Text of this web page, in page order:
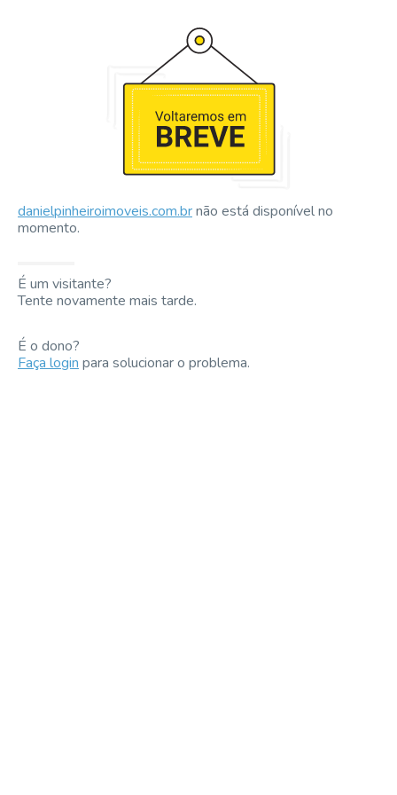
danielpinheiroimoveis.com.brnão está disponível no
momento.
É um visitante?
Tente novamente mais tarde.
É o dono?
Faça loginpara solucionar o problema.